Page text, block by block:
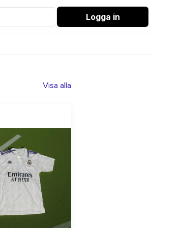
Logga in
Visa alla